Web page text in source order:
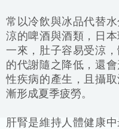
常以冷飲與冰品代替
涼的啤酒與酒類，日
一來，肚子容易受涼
的代謝隨之降低，還
性疾病的產生，且攝
漸形成夏季疲勞。
肝腎是維持人體健康